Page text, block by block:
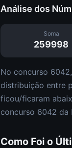
Análise dos
Soma
259998
No concurso 6042
distribuição entre
ficou/ficaram
concurso 6042 da
Como Foi o